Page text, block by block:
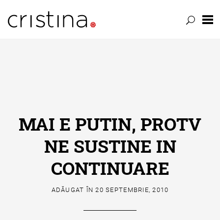
MAI E PUTIN, PROTV
NE SUSTINE IN
CONTINUARE
ADĂUGAT ÎN20 SEPTEMBRIE, 2010